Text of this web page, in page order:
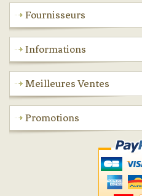
Fournisseurs
Informations
Meilleures Ventes
Promotions